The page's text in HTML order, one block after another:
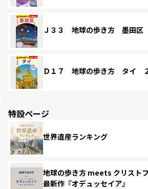
Ｊ３３ 地球の歩き方 墨田区
Ｄ１７ 地球の歩き方 タイ ２
特設ページ
世界遺産ランキング
地球の歩き方 meets クリスト
最新作『オデュッセイア』